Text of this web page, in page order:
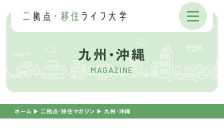
九州・沖縄
MAGAZINE
ホーム ▶︎ 二拠点・移住マガジン ▶︎ 九州・沖縄